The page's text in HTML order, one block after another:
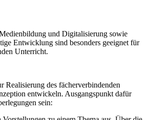
und Digitalisierung sowie
Entwicklung sind besonders geeignet für
Unterricht.
Realisierung des fächerverbindenden
entwickeln. Ausgangspunkt dafür
sein: